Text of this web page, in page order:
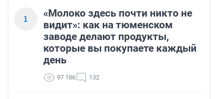
1
«Молоко здесь почти никто не
видит»: как на тюменском
заводе делают продукты,
которые вы покупаете каждый
день
97 186 132